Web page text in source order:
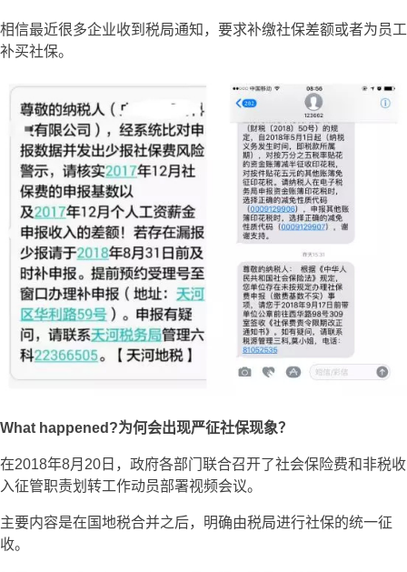
相信最近很多企业收到税局通知，要求补缴社保差额或者为员工
补买社保。
What happened?为何会出现严征社保现象？
在2018年8月20日，政府各部门联合召开了社会保险费和非税收
入征管职责划转工作动员部署视频会议。
主要内容是在国地税合并之后，明确由税局进行社保的统一征
收。